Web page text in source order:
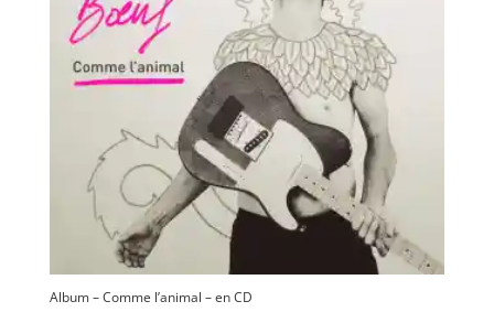
Album – Comme l’animal – en CD